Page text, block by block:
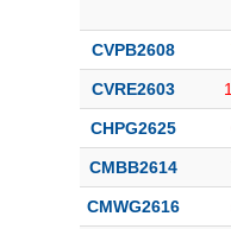
CVPB2608
CVRE2603
CHPG2625
CMBB2614
CMWG2616